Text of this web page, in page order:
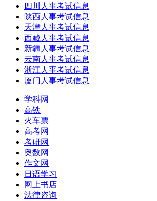
四川人事考试信息
陕西人事考试信息
天津人事考试信息
西藏人事考试信息
新疆人事考试信息
云南人事考试信息
浙江人事考试信息
厦门人事考试信息
学科网
高铁
火车票
高考网
考研网
奥数网
作文网
日语学习
网上书店
法律咨询